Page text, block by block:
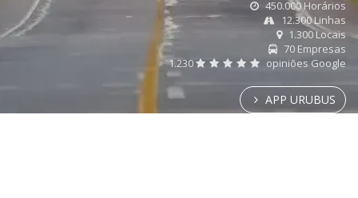
450.000 Horários
12.300 Linhas
1.300 Locais
70 Empresas
1.230
opiniões Google
APP URUBUS